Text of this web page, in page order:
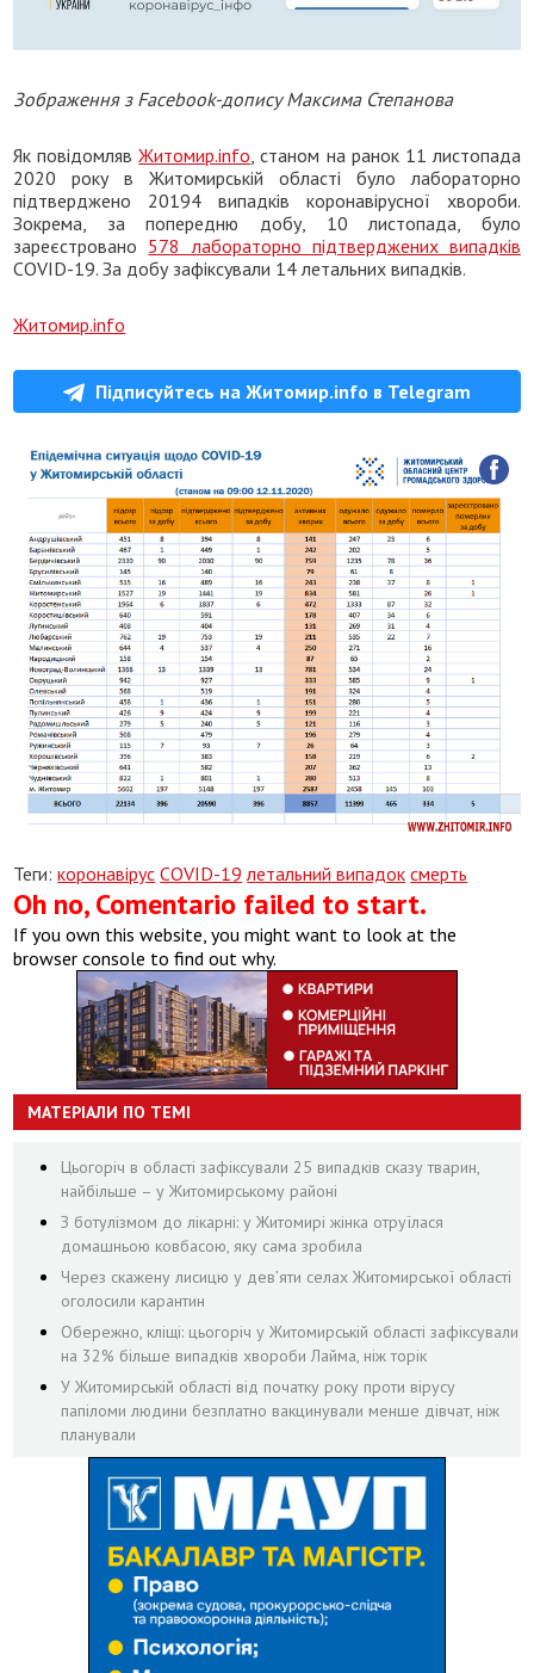
Зображення з Facebook-допису Максима Степанова
Як повідомлявЖитомир.info , станом на ранок 11 листопада
2020 року в Житомирській області було лабораторно
підтверджено 20194 випадків коронавірусної хвороби.
Зокрема, за попередню добу, 10 листопада, було
зареєстровано 578 лабораторно підтверджених випадків
COVID-19. За добу зафіксували 14 летальних випадків.
Житомир.info
Підписуйтесь на Житомир.info в Telegram
Теги:коронавірус COVID-19 летальний випадок смерть
Oh no, Comentario failed to start.
If you own this website, you might want to look at the
browser console to find out why.
МАТЕРІАЛИ ПО ТЕМІ
Цьогоріч в області зафіксували 25 випадків сказу тварин,
найбільше – у Житомирському районі
З ботулізмом до лікарні: у Житомирі жінка отруїлася
домашньою ковбасою, яку сама зробила
Через скажену лисицю у дев’яти селах Житомирської області
оголосили карантин
Обережно, кліщі: цьогоріч у Житомирській області зафіксували
на 32% більше випадків хвороби Лайма, ніж торік
У Житомирській області від початку року проти вірусу
папіломи людини безплатно вакцинували менше дівчат, ніж
планували